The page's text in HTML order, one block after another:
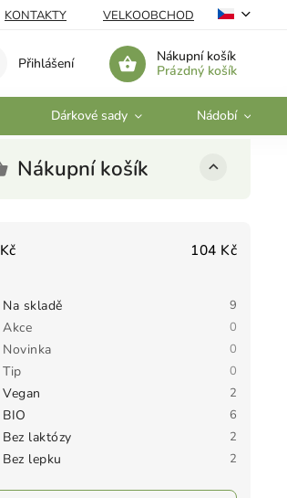
KONTAKTY VELKOOBCHOD
Nákupní košík
Prázdný košík
Přihlášení
Dárkové sady Nádobí
Nákupní košík
Kč 104 Kč
Na skladě 9
Akce 0
Novinka 0
Tip 0
Vegan 2
BIO 6
Bez laktózy 2
Bez lepku 2